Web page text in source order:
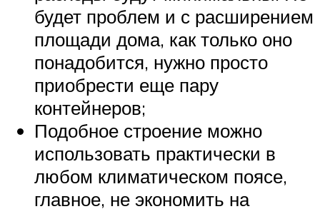
будет проблем и с расширением
площади дома, как только оно
понадобится, нужно просто
приобрести еще пару
контейнеров;
Подобное строение можно
использовать практически в
любом климатическом поясе,
главное, не экономить на